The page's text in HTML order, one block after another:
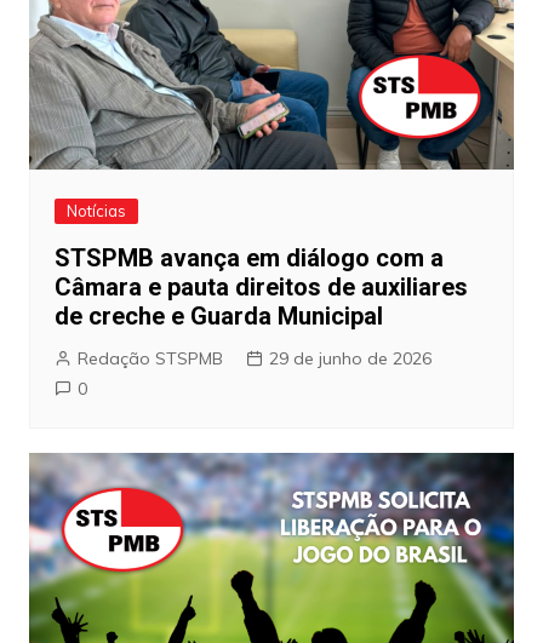
Notícias
STSPMB avança em diálogo com a
Câmara e pauta direitos de auxiliares
de creche e Guarda Municipal
Redação STSPMB
29 de junho de 2026
0